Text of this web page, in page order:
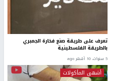
تعرف على طريقة صنع فخارة الجمبري
بالطريقة الفلسطينية
5 سنوات، 10 أشهر ago
أشهى المأكولات